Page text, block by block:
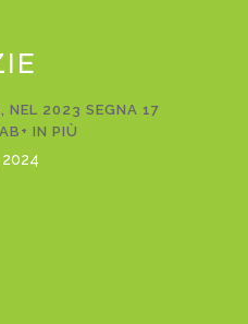
NEL 2023 SEGNA 17
IN PIÙ
2024